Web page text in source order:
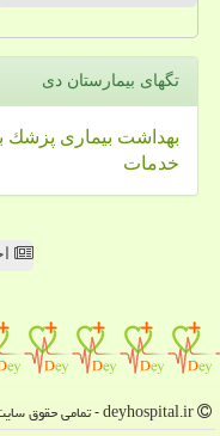
تگهای بیمارستان دی
بهداشت بیماری پزشك
خدمات